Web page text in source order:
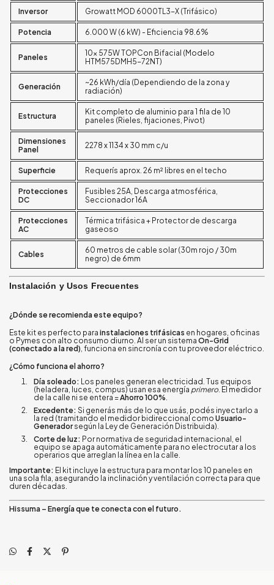
Inversor Growatt MOD 6000TL3-X (Trifásico)
Potencia 6.000 W (6 kW) - Eficiencia 98.6%
Paneles
10x 575W TOPCon Bifacial (Modelo
HTM575DMH5-72NT)
Generación
~26 kWh/día (Dependiendo de la zona y
radiación)
Estructura
Kit completo de aluminio para 1 fila de 10
paneles (Rieles, fijaciones, Pivot)
Dimensiones
Panel
2278 x 1134 x 30 mm c/u
Superficie Requerís aprox. 26 m² libres en el techo
Protecciones
DC
Fusibles 25A, Descarga atmosférica,
Seccionador 16A
Protecciones
AC
Térmica trifásica + Protector de descarga
gaseoso
Cables
60 metros de cable solar (30m rojo / 30m
negro) de 6mm
Instalación y Usos Frecuentes
¿Dónde se recomienda este equipo?
Este kit es perfecto para instalaciones trifásicas en hogares, oficinas
o Pymes con alto consumo diurno. Al ser un sistema On-Grid
(conectado a la red) , funciona en sincronía con tu proveedor eléctrico.
¿Cómo funciona el ahorro?
Día soleado: Los paneles generan electricidad. Tus equipos
(heladera, luces, compus) usan esa energía primero . El medidor
de la calle ni se entera =Ahorro 100%
Excedente: Si generás más de lo que usás, podés inyectarlo a
la red (tramitando el medidor bidireccional como Usuario-
Generadorsegún la Ley de Generación Distribuida).
Corte de luz: Por normativa de seguridad internacional, el
equipo se apaga automáticamente para no electrocutar a los
operarios que arreglan la línea en la calle.
Importante: El kit incluye la estructura para montar los 10 paneles en
una sola fila, asegurando la inclinación y ventilación correcta para que
duren décadas.
Hissuma – Energía que te conecta con el futuro.